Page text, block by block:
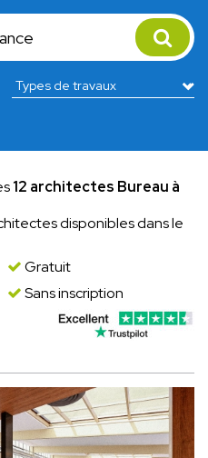
12 architectes Bureau à
disponibles dans le
Gratuit
Sans inscription